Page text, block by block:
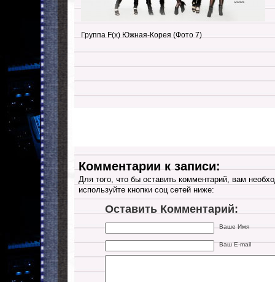
Группа F(x) Южная-Корея (Фото 7)
Комментарии к записи:
Для того, что бы оставить комментарий, вам
используйте кнопки соц сетей ниже:
Оставить Комментарий:
Ваше Имя
Ваш E-mail